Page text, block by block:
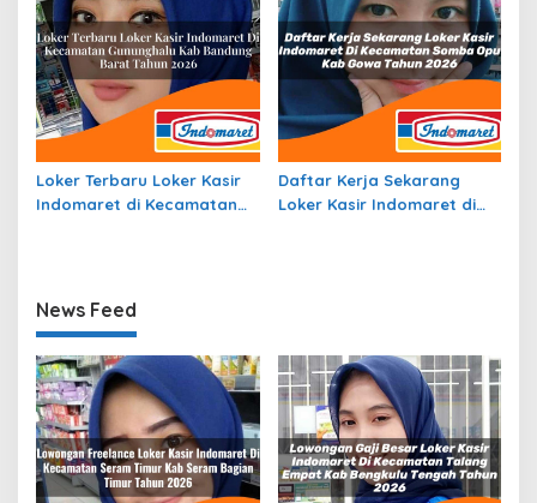
Loker Terbaru Loker Kasir
Indomaret di Kecamatan
Daftar Kerja Sekarang
Loker Kasir Indomaret di
News Feed